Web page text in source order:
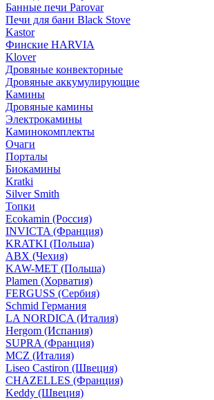
Банные печи Parovar
Печи для бани Black Stove
Kastor
Финские HARVIA
Klover
Дровяные конвекторные
Дровяные аккумулирующие
Камины
Дровяные камины
Электрокамины
Каминокомплекты
Очаги
Порталы
Биокамины
Kratki
Silver Smith
Топки
Ecokamin (Россия)
INVICTA (Франция)
KRATKI (Польша)
ABX (Чехия)
KAW-MET (Польша)
Plamen (Хорватия)
FERGUSS (Сербия)
Schmid Германия
LA NORDICA (Италия)
Hergom (Испания)
SUPRA (Франция)
MCZ (Италия)
Liseo Castiron (Швеция)
CHAZELLES (Франция)
Keddy (Швеция)